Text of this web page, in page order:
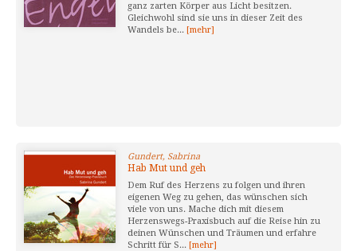
ganz zarten Körper aus Licht besitzen.
Gleichwohl sind sie uns in dieser Zeit des
Wandels be... [mehr]
Gundert, Sabrina
Hab Mut und geh
Dem Ruf des Herzens zu folgen und ihren
eigenen Weg zu gehen, das wünschen sich
viele von uns. Mache dich mit diesem
Herzenswegs-Praxisbuch auf die Reise hin zu
deinen Wünschen und Träumen und erfahre
Schritt für S... [mehr]